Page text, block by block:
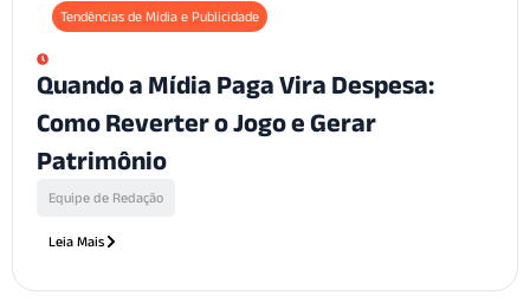
Tendências de Mídia e Publicidade
Quando a Mídia Paga Vira Despesa:
Como Reverter o Jogo e Gerar
Patrimônio
Equipe de Redação
Leia Mais